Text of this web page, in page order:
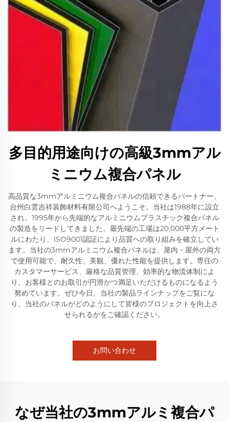
多目的用途向けの高級3mmアル
ミニウム複合パネル
高品質な3mmアルミニウム複合パネルの信頼できるパートナー、
台州白雲吉祥装飾材料有限公司へようこそ。当社は1988年に設立
され、1995年から先端的なアルミニウムプラスチック複合パネル
の製造をリードしてきました。最先端の工場は20,000平方メート
ルにわたり、ISO9001認証により品質への取り組みを確立してい
ます。当社の3mmアルミニウム複合パネルは、屋内・屋外の両方
で使用可能で、耐久性、美観、優れた性能を提供します。専任の
カスタマーサービス、厳格な品質管理、効率的な物流体制によ
り、お客様とのお取引が円滑かつ満足いただけるものになるよう
努めています。ぜひ今日、当社の製品ラインナップをご覧にな
り、当社のパネルがどのようにして皆様のプロジェクトを向上さ
せられるかをご確認ください。
お問い合わせ
なぜ当社の3mmアルミ複合パ